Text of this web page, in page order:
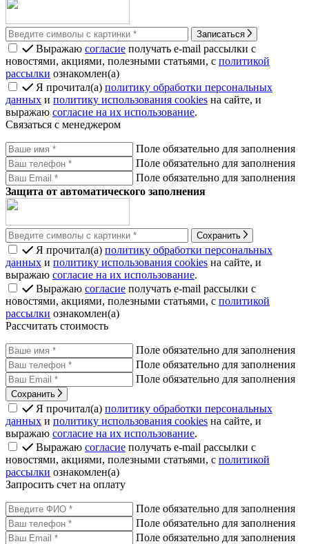
Записаться
Выражаю согласие получать e-mail рассылки с
новостями, акциями, полезными статьями, с политикой
рассылки ознакомлен(а)
Я прочитал(а) политику обработки персональных
данных и политику использования cookies на сайте, и
выражаю согласие на их использование.
Связаться с менеджером
Поле обязательно для заполнения
Поле обязательно для заполнения
Поле обязательно для заполнения
Защита от автоматического заполнения
Сохранить
Я прочитал(а) политику обработки персональных
данных и политику использования cookies на сайте, и
выражаю согласие на их использование.
Выражаю согласие получать e-mail рассылки с
новостями, акциями, полезными статьями, с политикой
рассылки ознакомлен(а)
Рассчитать стоимость
Поле обязательно для заполнения
Поле обязательно для заполнения
Поле обязательно для заполнения
Сохранить
Я прочитал(а) политику обработки персональных
данных и политику использования cookies на сайте, и
выражаю согласие на их использование.
Выражаю согласие получать e-mail рассылки с
новостями, акциями, полезными статьями, с политикой
рассылки ознакомлен(а)
Запросить счет на оплату
Поле обязательно для заполнения
Поле обязательно для заполнения
Поле обязательно для заполнения